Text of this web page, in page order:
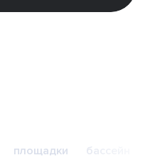
площадки бассейн